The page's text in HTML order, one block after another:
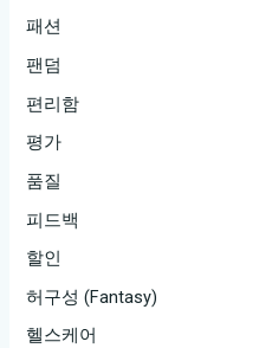
패션
팬덤
편리함
평가
품질
피드백
할인
허구성 (Fantasy)
헬스케어